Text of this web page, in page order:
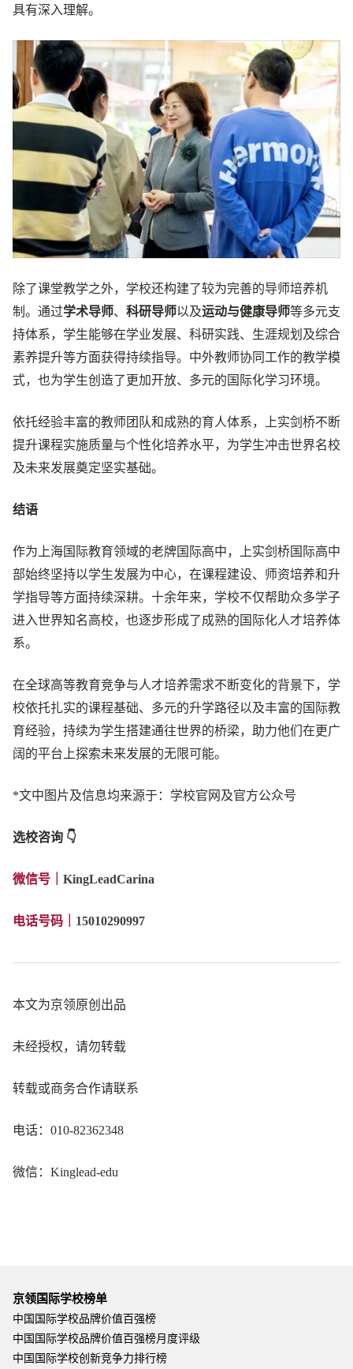
具有深入理解。
除了课堂教学之外，学校还构建了较为完善的导师培养机
制。通过学术导师、 科研导师以及运动与健康导师等多元支
持体系，学生能够在学业发展、科研实践、生涯规划及综合
素养提升等方面获得持续指导。中外教师协同工作的教学模
式，也为学生创造了更加开放、多元的国际化学习环境。
依托经验丰富的教师团队和成熟的育人体系，上实剑桥不断
提升课程实施质量与个性化培养水平，为学生冲击世界名校
及未来发展奠定坚实基础。
结语
作为上海国际教育领域的老牌国际高中，上实剑桥国际高中
部始终坚持以学生发展为中心，在课程建设、师资培养和升
学指导等方面持续深耕。十余年来，学校不仅帮助众多学子
进入世界知名高校，也逐步形成了成熟的国际化人才培养体
系。
在全球高等教育竞争与人才培养需求不断变化的背景下，学
校依托扎实的课程基础、多元的升学路径以及丰富的国际教
育经验，持续为学生搭建通往世界的桥梁，助力他们在更广
阔的平台上探索未来发展的无限可能。
*文中图片及信息均来源于：学校官网及官方公众号
选校咨询 👇
微信号 KingLeadCarina
电话号码｜ 15010290997
本文为京领原创出品
未经授权，请勿转载
转载或商务合作请联系
电话：010-82362348
微信：Kinglead-edu
京领国际学校榜单
中国国际学校品牌价值百强榜
中国国际学校品牌价值百强榜月度评级
中国国际学校创新竞争力排行榜